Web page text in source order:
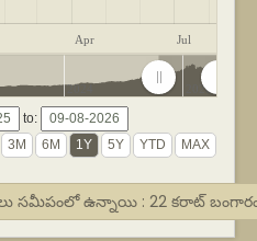
Apr Jul
2024 2026
to:
సమీపంలో ఉన్నాయి : 22 కరాట్